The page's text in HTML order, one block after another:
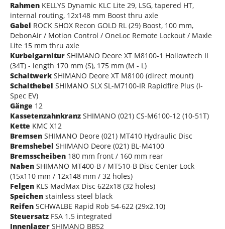
Rahmen KELLYS Dynamic KLC Lite 29, LSG, tapered HT,
internal routing, 12x148 mm Boost thru axle
Gabel ROCK SHOX Recon GOLD RL (29) Boost, 100 mm,
DebonAir / Motion Control / OneLoc Remote Lockout / Maxle
Lite 15 mm thru axle
Kurbelgarnitur SHIMANO Deore XT M8100-1 Hollowtech II
(34T) - length 170 mm (S), 175 mm (M - L)
Schaltwerk SHIMANO Deore XT M8100 (direct mount)
Schalthebel SHIMANO SLX SL-M7100-IR Rapidfire Plus (I-
Spec EV)
Gänge 12
Kassetenzahnkranz SHIMANO (021) CS-M6100-12 (10-51T)
Kette KMC X12
Bremsen SHIMANO Deore (021) MT410 Hydraulic Disc
Bremshebel SHIMANO Deore (021) BL-M4100
Bremsscheiben 180 mm front / 160 mm rear
Naben SHIMANO MT400-B / MT510-B Disc Center Lock
(15x110 mm / 12x148 mm / 32 holes)
Felgen KLS MadMax Disc 622x18 (32 holes)
Speichen stainless steel black
Reifen SCHWALBE Rapid Rob 54-622 (29x2.10)
Steuersatz FSA 1.5 integrated
Innenlager SHIMANO BB52